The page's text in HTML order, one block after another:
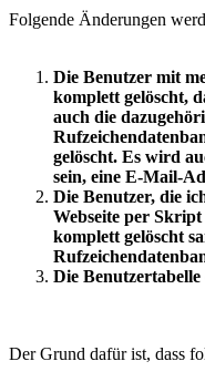
Folgende Änderungen
Die Benutzer mit
komplett gelöscht,
auch die
gelöscht. Es wird
sein, eine E-Mail-
Die Benutzer, die
Webseite per
komplett gelöscht
Die
Der Grund dafür ist, dass